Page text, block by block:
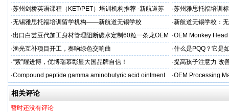
标杆
·苏州剑桥英语课程（KET/PET）培训机构推荐 -新航道苏
州学校
·苏州雅思托福培训
率领先
·无锡雅思托福培训留学机构——新航道无锡学校 ·新航道无锡学校：
·出口白芸豆代加工身材管理阻断碳水定制60粒一条龙OEM
贴牌
·OEM Monkey
aps
·渔光互补项目开工，奏响绿色交响曲 ·什么是PQQ？它是
·“紫”耀进博，优博瑞慕彰显大国品牌自信！ ·提高孩子注意力 改
·Compound peptide gamma aminobutyric acid ointment ·OEM Processing
相关评论
暂时还没有评论